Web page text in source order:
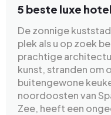
5 beste luxe
De zonnige
plek als u op zoek
prachtige
kunst, stranden om
buitengewone
noordoosten van
Zee, heeft een